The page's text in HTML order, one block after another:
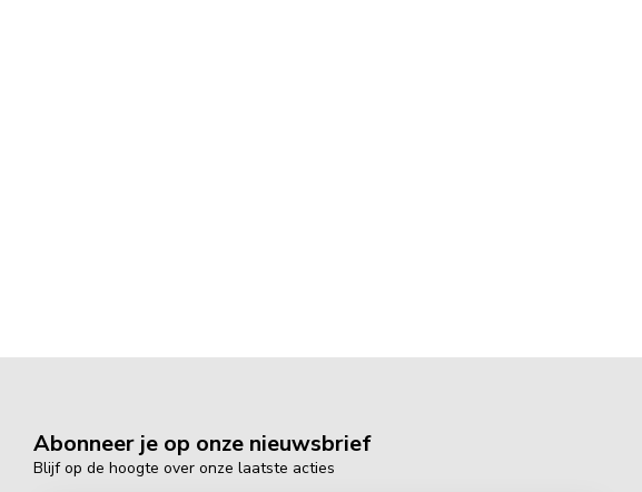
Abonneer je op onze nieuwsbrief
Blijf op de hoogte over onze laatste acties